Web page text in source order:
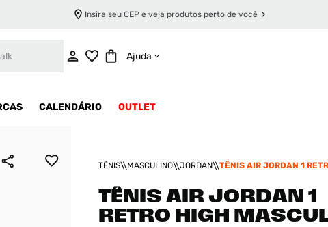
Insira seu CEP e veja produtos perto de você
Ajuda
CALENDÁRIO OUTLET
TÊNIS MASCULINO JORDAN
TÊNIS AIR JORDAN 1
TÊNIS AIR JORDAN 1
RETRO HIGH